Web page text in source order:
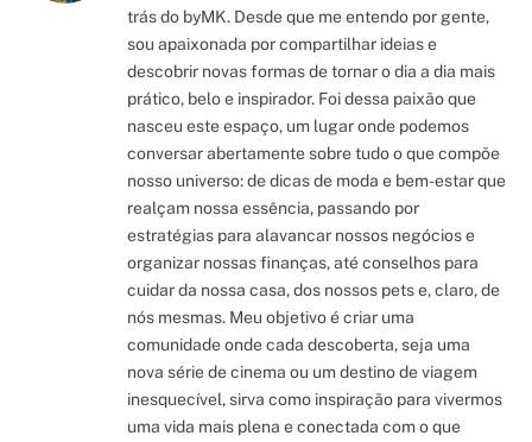
trás do byMK. Desde que me entendo por gente,
sou apaixonada por compartilhar ideias e
descobrir novas formas de tornar o dia a dia mais
prático, belo e inspirador. Foi dessa paixão que
nasceu este espaço, um lugar onde podemos
conversar abertamente sobre tudo o que compõe
nosso universo: de dicas de moda e bem-estar que
realçam nossa essência, passando por
estratégias para alavancar nossos negócios e
organizar nossas finanças, até conselhos para
cuidar da nossa casa, dos nossos pets e, claro, de
nós mesmas. Meu objetivo é criar uma
comunidade onde cada descoberta, seja uma
nova série de cinema ou um destino de viagem
inesquecível, sirva como inspiração para vivermos
uma vida mais plena e conectada com o que